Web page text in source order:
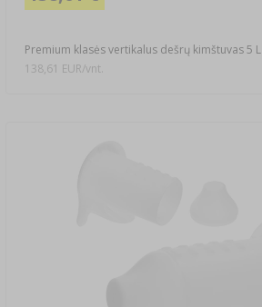
Premium klasės vertikalus dešrų kimštuvas 5 L
138,61 EUR/vnt.